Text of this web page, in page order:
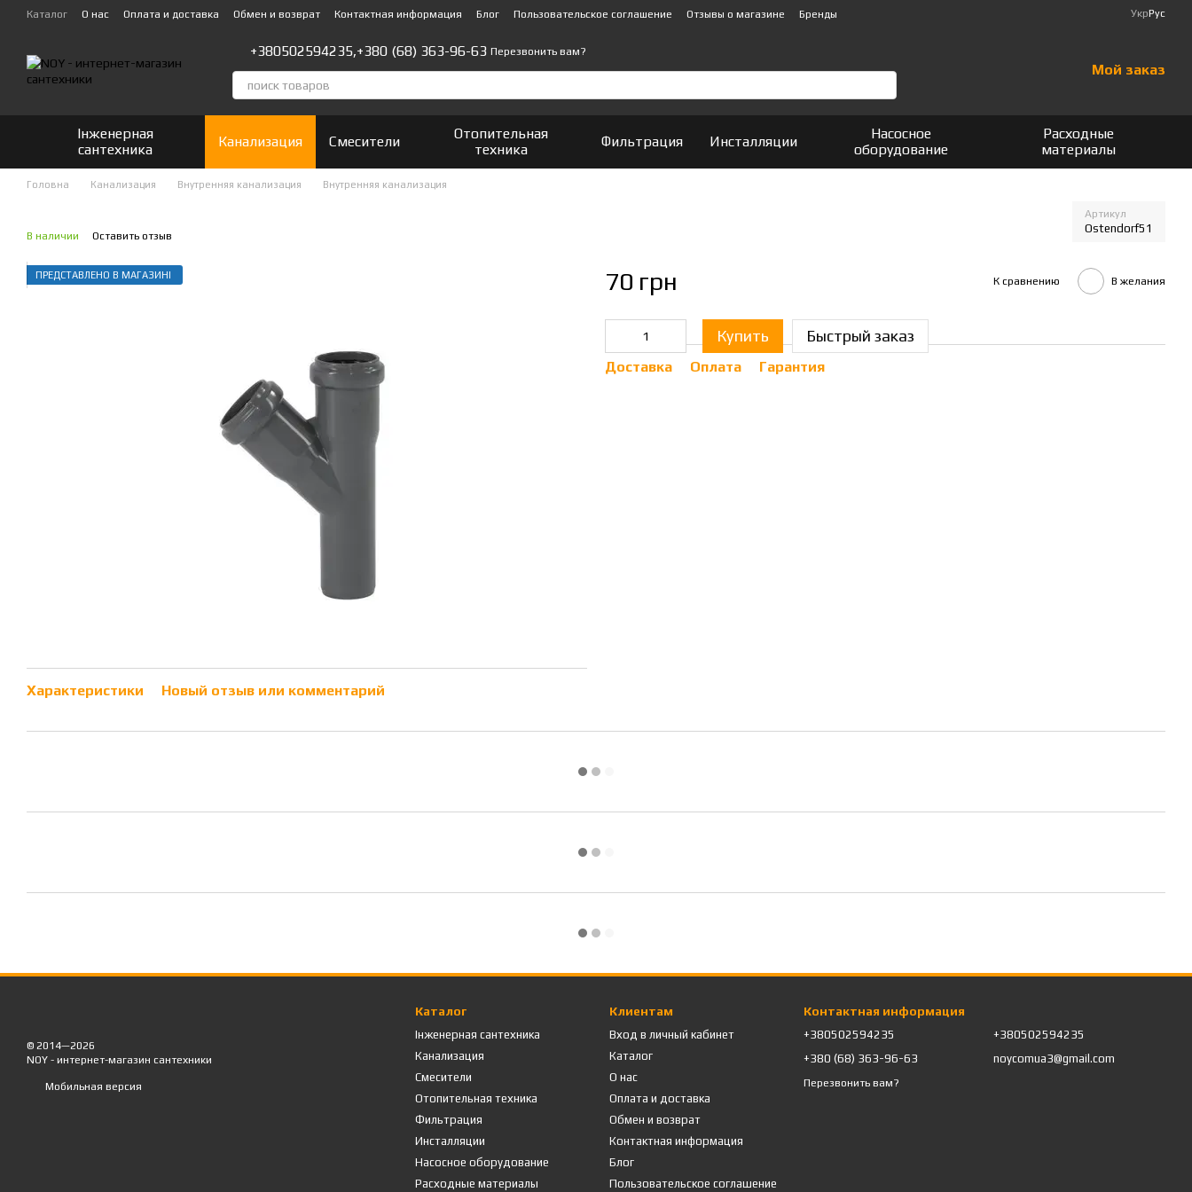
Перейти к основному контенту
Каталог О нас Оплата и доставка Обмен и возврат Контактная информация Блог Пользовательское соглашение Отзывы о магазине Бренды УкрРус
+380502594235,+380 (68) 363-96-63 Перезвонить вам?
Мой заказ
Інженерная
сантехника
Канализация Смесители
Отопительная
техника
Фильтрация Инсталляции
Насосное
оборудование
Расходные
материалы
Головна Канализация Внутренняя канализация Внутренняя канализация
Артикул
Ostendorf51
В наличии Оставить отзыв
ПРЕДСТАВЛЕНО В МАГАЗИНІ
Характеристики Новый отзыв или комментарий
70 грн К сравнению В желания
Купить Быстрый заказ
Доставка Оплата Гарантия
© 2014—2026
NOY - интернет-магазин сантехники
Мобильная версия
Каталог
Інженерная сантехника
Канализация
Смесители
Отопительная техника
Фильтрация
Инсталляции
Насосное оборудование
Расходные материалы
Клиентам
Вход в личный кабинет
Каталог
О нас
Оплата и доставка
Обмен и возврат
Контактная информация
Блог
Пользовательское соглашение
Контактная информация
+380502594235
+380 (68) 363-96-63
Перезвонить вам?
+380502594235
noycomua3@gmail.com